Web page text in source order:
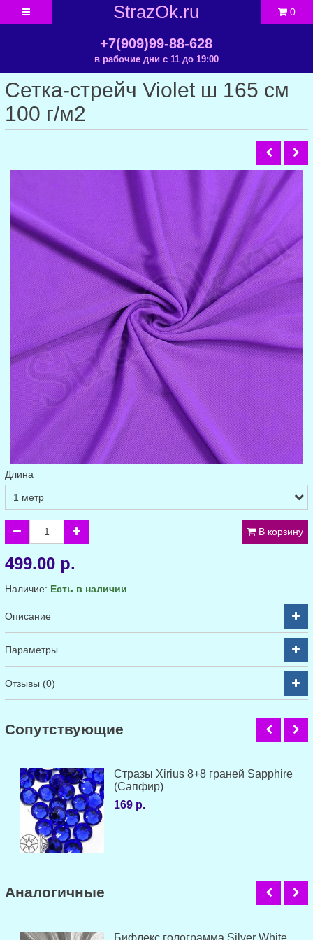
StrazOk.ru
+7(909)99-88-628
в рабочие дни с 11 до 19:00
0
Сетка-стрейч Violet ш 165 см
100 г/м2
Длина
В корзину
499.00 р.
Наличие: Есть в наличии
Описание
Параметры
Отзывы (0)
Cопутствующие
Стразы Xirius 8+8 граней Sapphire
(Сапфир)
169 р.
Аналогичные
Бифлекс голограмма Silver White